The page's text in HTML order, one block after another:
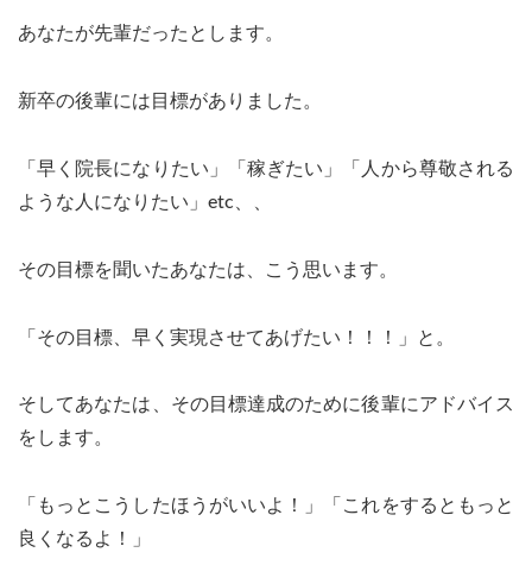
あなたが先輩だったとします。
新卒の後輩には目標がありました。
「早く院長になりたい」「稼ぎたい」「人から尊敬される
ような人になりたい」etc、、
その目標を聞いたあなたは、こう思います。
「その目標、早く実現させてあげたい！！！」と。
そしてあなたは、その目標達成のために後輩にアドバイス
をします。
「もっとこうしたほうがいいよ！」「これをするともっと
良くなるよ！」